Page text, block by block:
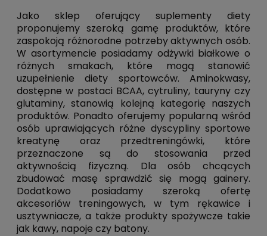
Jako sklep oferujący suplementy diety
proponujemy szeroką gamę produktów, które
zaspokoją różnorodne potrzeby aktywnych osób.
W asortymencie posiadamy odżywki białkowe o
różnych smakach, które mogą stanowić
uzupełnienie diety sportowców. Aminokwasy,
dostępne w postaci BCAA, cytruliny, tauryny czy
glutaminy, stanowią kolejną kategorię naszych
produktów. Ponadto oferujemy popularną wśród
osób uprawiających różne dyscypliny sportowe
kreatynę oraz przedtreningówki, które
przeznaczone są do stosowania przed
aktywnością fizyczną. Dla osób chcących
zbudować masę sprawdzić się mogą gainery.
Dodatkowo posiadamy szeroką ofertę
akcesoriów treningowych, w tym rękawice i
usztywniacze, a także produkty spożywcze takie
jak kawy, napoje czy batony.